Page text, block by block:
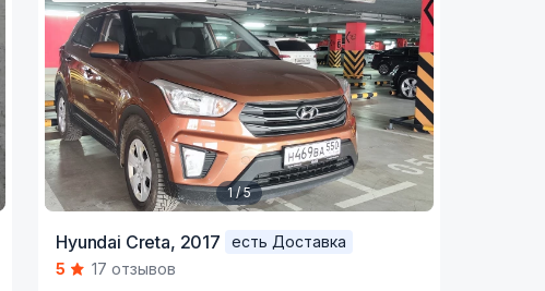
of
1 / 5
Hyundai Creta, 2017
есть Доставка
5
17 отзывов